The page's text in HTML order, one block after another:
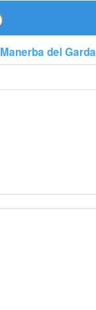
Manerba del Garda